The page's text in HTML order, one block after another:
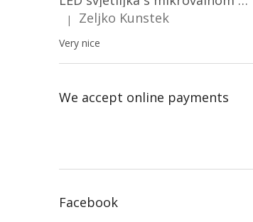
The product rating is 5 out of 5 stars.
| Zeljko Kunstek
Very nice
We accept online payments
Facebook